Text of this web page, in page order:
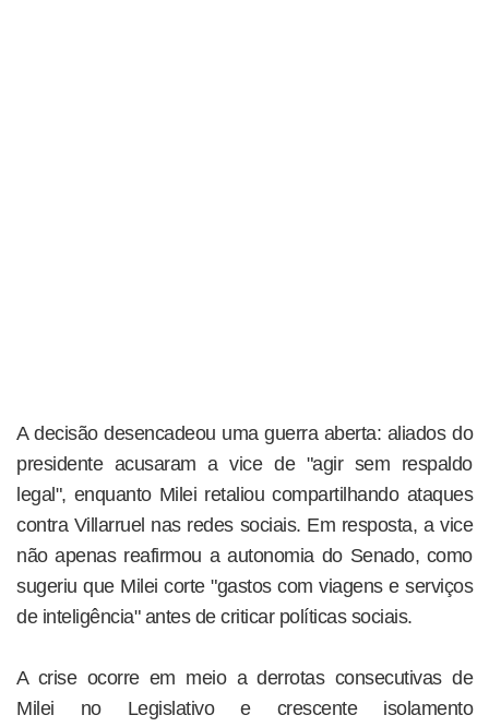
A decisão desencadeou uma guerra aberta: aliados do
presidente acusaram a vice de "agir sem respaldo
legal", enquanto Milei retaliou compartilhando ataques
contra Villarruel nas redes sociais. Em resposta, a vice
não apenas reafirmou a autonomia do Senado, como
sugeriu que Milei corte "gastos com viagens e serviços
de inteligência" antes de criticar políticas sociais.
A crise ocorre em meio a derrotas consecutivas de
Milei no Legislativo e crescente isolamento